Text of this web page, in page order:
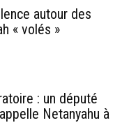
autour des
« volés »
: un député
Netanyahu à